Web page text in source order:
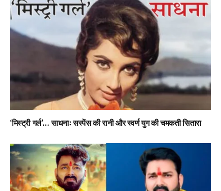
‘मिस्ट्री गर्ल’… साधनाः सस्पेंस की रानी और स्वर्ण युग की चमकती सितारा